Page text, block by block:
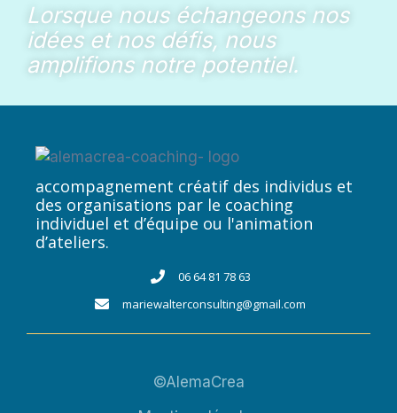
Lorsque nous échangeons nos
idées et nos défis, nous
amplifions notre potentiel.
accompagnement créatif des individus et
des organisations par le coaching
individuel et d’équipe ou l'animation
d’ateliers.​
06 64 81 78 63
mariewalterconsulting@gmail.com
©AlemaCrea